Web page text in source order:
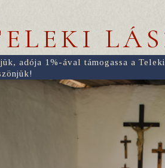
adója 1%-ával támogassa a